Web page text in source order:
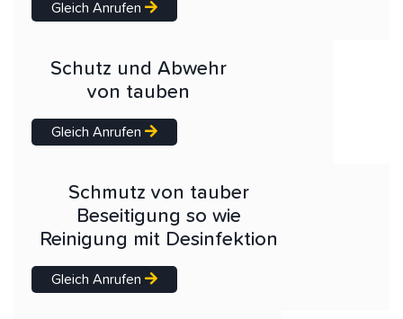
Gleich Anrufen
Schutz und Abwehr
von tauben
Gleich Anrufen
Schmutz von tauber
Beseitigung so wie
Reinigung mit Desinfektion
Gleich Anrufen